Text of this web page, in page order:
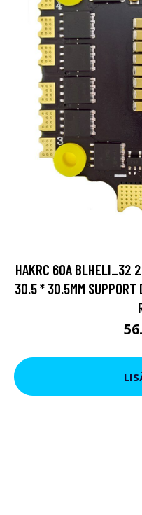
HAKRC 60A BLHELI_32
30.5 * 30.5MM SUPPORT